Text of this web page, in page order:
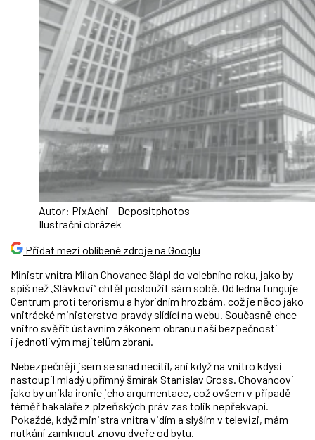
Autor: PixAchi – Depositphotos
Ilustrační obrázek
Přidat mezi oblíbené zdroje na Googlu
Ministr vnitra Milan Chovanec šlápl do volebního roku, jako by
spíš než „Slávkovi“ chtěl posloužit sám sobě. Od ledna funguje
Centrum proti terorismu a hybridním hrozbám, což je něco jako
vnitrácké ministerstvo pravdy slídící na webu. Současně chce
vnitro svěřit ústavním zákonem obranu naší bezpečnosti
i jednotlivým majitelům zbraní.
Nebezpečněji jsem se snad necítil, ani když na vnitro kdysi
nastoupil mladý upřímný šmírák Stanislav Gross. Chovancovi
jako by unikla ironie jeho argumentace, což ovšem v případě
téměř bakaláře z plzeňských práv zas tolik nepřekvapí.
Pokaždé, když ministra vnitra vidím a slyším v televizi, mám
nutkání zamknout znovu dveře od bytu.